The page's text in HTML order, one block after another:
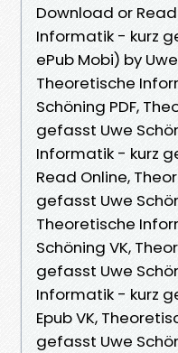
Download or
Informatik - kurz
ePub Mobi) by
Theoretische
Schöning PDF,
gefasst Uwe
Informatik - kurz
Read Online,
gefasst Uwe
Theoretische
Schöning VK,
gefasst Uwe
Informatik - kurz
Epub VK,
gefasst Uwe